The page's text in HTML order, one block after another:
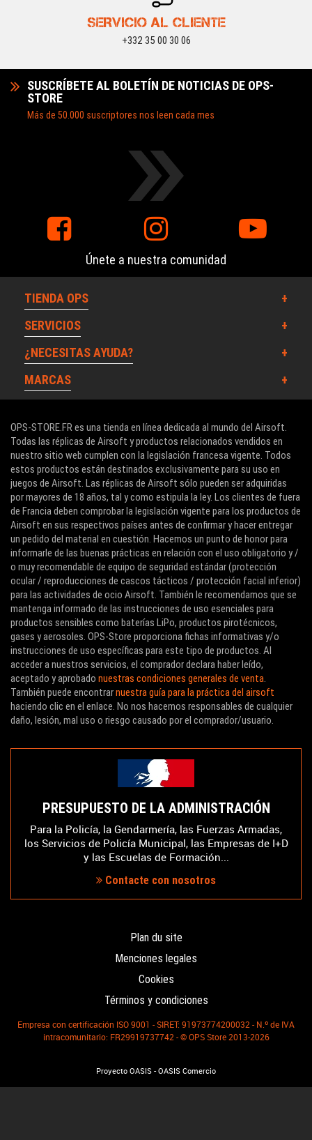
SERVICIO AL CLIENTE
+332 35 00 30 06
SUSCRÍBETE AL BOLETÍN DE NOTICIAS DE OPS-
STORE
Más de 50.000 suscriptores nos leen cada mes
Únete a nuestra comunidad
TIENDA OPS
SERVICIOS
¿NECESITAS AYUDA?
MARCAS
OPS-STORE.FR es una tienda en línea dedicada al mundo del Airsoft.
Todas las réplicas de Airsoft y productos relacionados vendidos en
nuestro sitio web cumplen con la legislación francesa vigente. Todos
estos productos están destinados exclusivamente para su uso en
juegos de Airsoft. Las réplicas de Airsoft sólo pueden ser adquiridas
por mayores de 18 años, tal y como estipula la ley. Los clientes de fuera
de Francia deben comprobar la legislación vigente para los productos de
Airsoft en sus respectivos países antes de confirmar y hacer entregar
un pedido del material en cuestión. Hacemos un punto de honor para
informarle de las buenas prácticas en relación con el uso obligatorio y /
o muy recomendable de equipo de seguridad estándar (protección
ocular / reproducciones de cascos tácticos / protección facial inferior)
para las actividades de ocio Airsoft. También le recomendamos que se
mantenga informado de las instrucciones de uso esenciales para
productos sensibles como baterías LiPo, productos pirotécnicos,
gases y aerosoles. OPS-Store proporciona fichas informativas y/o
instrucciones de uso específicas para este tipo de productos. Al
acceder a nuestros servicios, el comprador declara haber leído,
aceptado y aprobado nuestras condiciones generales de venta.
También puede encontrarnuestra guía para la práctica del airsoft
haciendo clic en el enlace. No nos hacemos responsables de cualquier
daño, lesión, mal uso o riesgo causado por el comprador/usuario.
PRESUPUESTO DE LA ADMINISTRACIÓN
Para la Policía, la Gendarmería, las Fuerzas Armadas,
los Servicios de Policía Municipal, las Empresas de I+D
y las Escuelas de Formación...
Contacte con nosotros
Plan du site
Menciones legales
Cookies
Términos y condiciones
Empresa con certificación ISO 9001 - SIRET: 91973774200032 - N.º de IVA
intracomunitario: FR29919737742 - © OPS Store 2013-2026
Proyecto OASIS - OASIS Comercio